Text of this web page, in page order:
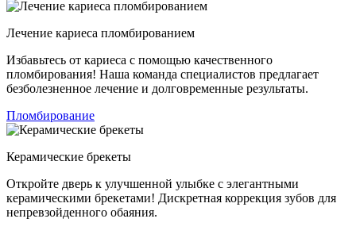
Лечение кариеса пломбированием
Избавьтесь от кариеса с помощью качественного
пломбирования! Наша команда специалистов предлагает
безболезненное лечение и долговременные результаты.
Пломбирование
Керамические брекеты
Откройте дверь к улучшенной улыбке с элегантными
керамическими брекетами! Дискретная коррекция зубов для
непревзойденного обаяния.